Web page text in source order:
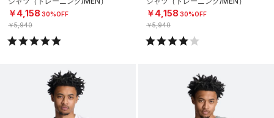
￥4,158 30%OFF
￥5,940
￥4,158 30%OFF
￥5,940